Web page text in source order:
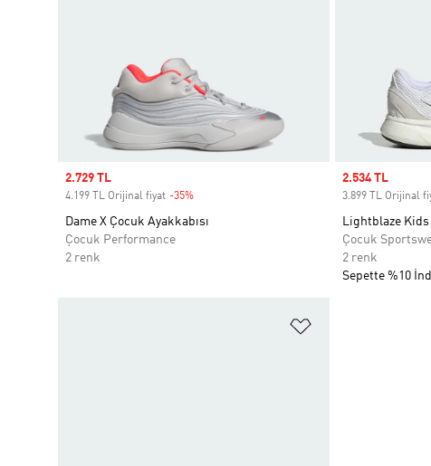
Sale price
2.729 TL
4.199 TL Orijinal fiyat -35%
Dame X Çocuk Ayakkabısı
Çocuk Performance
2 renk
Sale price
2.534 TL
3.899 TL Orijinal
Lightblaze Kids
Çocuk
2 renk
Sepette %10